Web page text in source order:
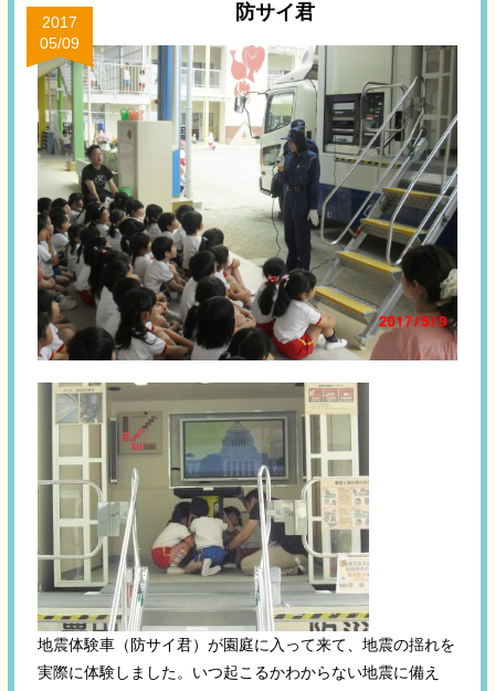
防サイ君
2017
05/09
地震体験車（防サイ君）が園庭に入って来て、地震の揺れを
実際に体験しました。いつ起こるかわからない地震に備え